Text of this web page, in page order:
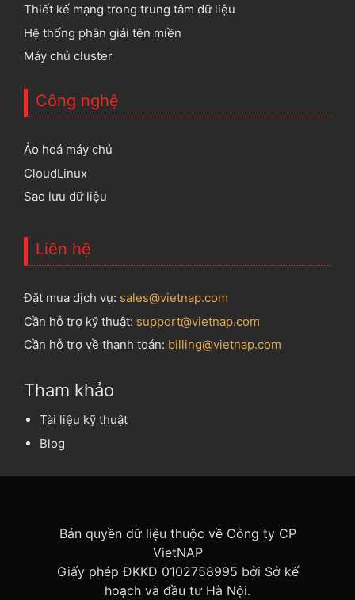
Thiết kế mạng trong trung tâm dữ liệu
Hệ thống phân giải tên miền
Máy chủ cluster
Công nghệ
Ảo hoá máy chủ
CloudLinux
Sao lưu dữ liệu
Liên hệ
Đặt mua dịch vụ: sales@vietnap.com
Cần hỗ trợ kỹ thuật: support@vietnap.com
Cần hỗ trợ về thanh toán: billing@vietnap.com
Tham khảo
Tài liệu kỹ thuật
Blog
Bản quyền dữ liệu thuộc về Công ty CP
VietNAP
Giấy phép ĐKKD 0102758995 bởi Sở kế
hoạch và đầu tư Hà Nội.